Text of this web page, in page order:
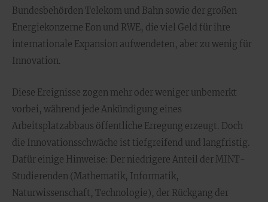
Bundesbehörden Telekom und Bahn sowie der großen
Energiekonzerne Eon und RWE, die viel Geld für ihre
internationale Expansion aufwendeten, aber zu wenig für
Innovation.
Diese Ereignisse zogen mehr oder weniger unbemerkt
vorbei, während jede Ankündigung eines
Arbeitsplatzabbaus öffentliche Erregung erzeugt. Doch
die Innovationsschwäche ist tiefgreifend und langfristig.
Dafür einige Hinweise: Der niedrigere Anteil der MINT-
Studierenden (Mathematik, Informatik,
Naturwissenschaft, Technologie), der Rückgang der